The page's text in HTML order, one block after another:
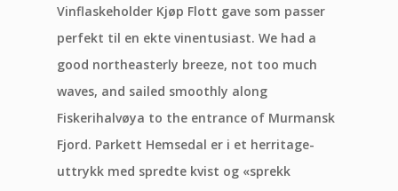
Vinflaskeholder Kjøp Flott gave som passer
perfekt til en ekte vinentusiast. We had a
good northeasterly breeze, not too much
waves, and sailed smoothly along
Fiskerihalvøya to the entrance of Murmansk
Fjord. Parkett Hemsedal er i et herritage-
uttrykk med spredte kvist og «sprekk